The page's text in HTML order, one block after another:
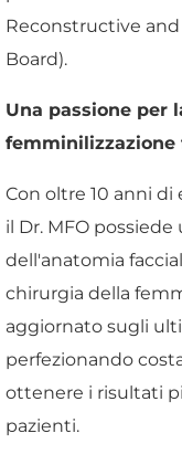
Reconstructive
Board).
Una passione per
femminilizzazione
Con oltre 10 anni di
il Dr. MFO
dell'anatomia
chirurgia della
aggiornato sugli
perfezionando
ottenere i risultati
pazienti.